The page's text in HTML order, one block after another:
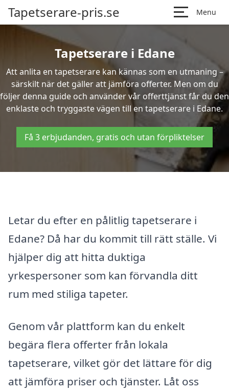
Tapetserare-pris.se Menu
Tapetserare i Edane
Att anlita en tapetserare kan kännas som en utmaning –
särskilt när det gäller att jämföra offerter. Men om du
följer denna guide och använder vår offerttjänst får du den
enklaste och tryggaste vägen till en tapetserare i Edane.
Få 3 erbjudanden, gratis och utan förpliktelser
Letar du efter en pålitlig tapetserare i
Edane? Då har du kommit till rätt ställe. Vi
hjälper dig att hitta duktiga
yrkespersoner som kan förvandla ditt
rum med stiliga tapeter.
Genom vår plattform kan du enkelt
begära flera offerter från lokala
tapetserare, vilket gör det lättare för dig
att jämföra priser och tjänster. Låt oss